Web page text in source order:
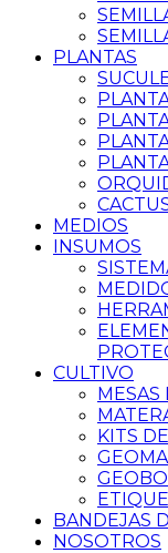
PLANTAS
MEDIOS
INSUMOS
CULTIVO
MESAS
KITS
BANDEJAS
NOSOTROS